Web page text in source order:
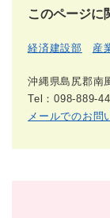
このページに
経済建設部 産
沖縄県島尻郡南
Tel：098-889-
メールでのお問